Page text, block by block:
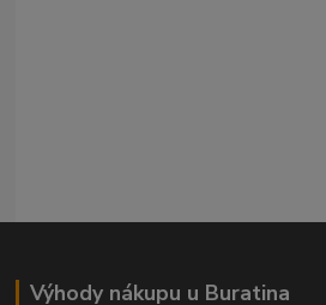
Výhody nákupu u Buratina